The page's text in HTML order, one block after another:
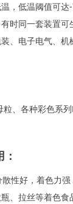
， 低温阈值可达
时同一套装置
、电子电气、机
、各种彩色系列
性好，着色力
、拉丝等着色食